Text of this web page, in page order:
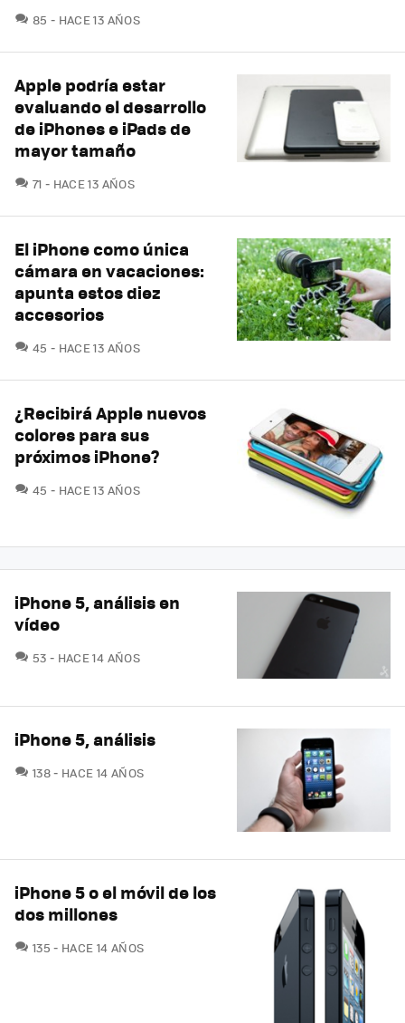
85 COMENTARIOS
HACE 13 AÑOS
Apple podría estar
evaluando el desarrollo
de iPhones e iPads de
mayor tamaño
71 COMENTARIOS
HACE 13 AÑOS
El iPhone como única
cámara en vacaciones:
apunta estos diez
accesorios
45 COMENTARIOS
HACE 13 AÑOS
¿Recibirá Apple nuevos
colores para sus
próximos iPhone?
45 COMENTARIOS
HACE 13 AÑOS
iPhone 5, análisis en
vídeo
53 COMENTARIOS
HACE 14 AÑOS
iPhone 5, análisis
138COMENTARIOS
HACE 14 AÑOS
iPhone 5 o el móvil de los
dos millones
135 COMENTARIOS
HACE 14 AÑOS